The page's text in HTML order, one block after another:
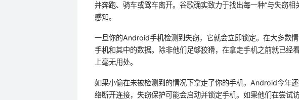
并奔跑、骑车或驾车离开。谷歌确实致力于找出每一种“与失窃
感知。
一旦你的Android手机检测到失窃，它就会立即锁定。在大多数
手机和其中的数据。除非他们足够狡猾，在拿走手机之前就已经
上毫无用处。
如果小偷在未被检测到的情况下拿走了你的手机，Android今年
络断开连接，失窃保护可能会启动并锁定手机。如果他们在尝试